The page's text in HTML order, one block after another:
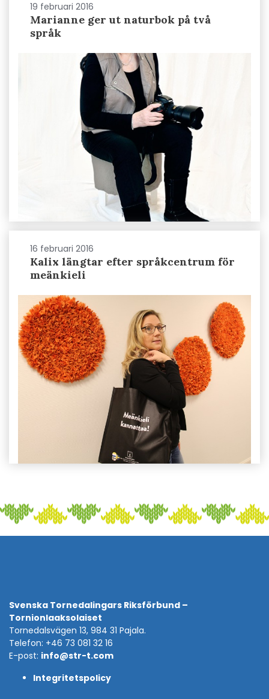
19 februari 2016
Marianne ger ut naturbok på två
språk
16 februari 2016
Kalix längtar efter språkcentrum för
meänkieli
Svenska Tornedalingars Riksförbund –
Tornionlaaksolaiset
Tornedalsvägen 13, 984 31 Pajala.
Telefon: +46 73 081 32 16
E-post: info@str-t.com
Integritetspolicy